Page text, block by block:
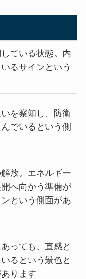
ている状態。内
るサインという
を察知し、防衛
でいるという側
放。エネルギー
へ向かう準備が
という側面があ
っても、直感と
るという景色と
ります